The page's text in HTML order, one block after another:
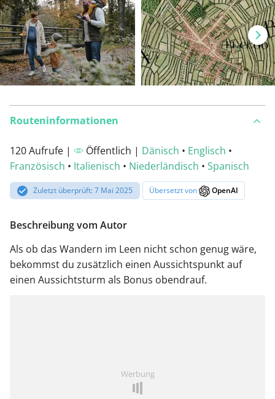
Routeninformationen
120 Aufrufe | Öffentlich | Dänisch • Englisch •
Französisch • Italienisch • Niederländisch • Spanisch
Zuletzt überprüft: 7 Mai 2025 Übersetzt von OpenAI
Beschreibung vom Autor
Als ob das Wandern im Leen nicht schon genug wäre,
bekommst du zusätzlich einen Aussichtspunkt auf
einen Aussichtsturm als Bonus obendrauf.
Werbung